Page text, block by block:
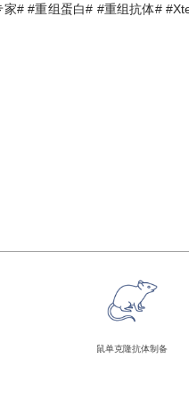
家# #重组蛋白# #重组抗体#
鼠单克隆抗体制备